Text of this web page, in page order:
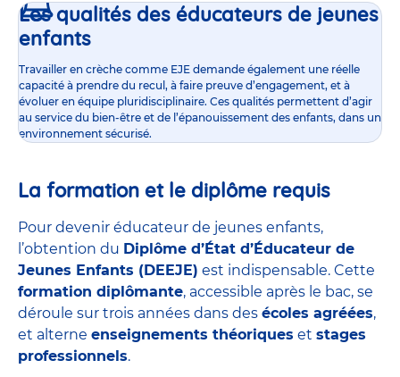
Les qualités des éducateurs de jeunes
enfants
Travailler en crèche comme EJE demande également une réelle
capacité à prendre du recul, à faire preuve d’engagement, et à
évoluer en équipe pluridisciplinaire. Ces qualités permettent d’agir
au service du bien-être et de l’épanouissement des enfants, dans un
environnement sécurisé.
La formation et le diplôme requis
Pour devenir éducateur de jeunes enfants,
l’obtention du Diplôme d’État d’Éducateur de
Jeunes Enfants (DEEJE) est indispensable. Cette
formation diplômante, accessible après le bac, se
déroule sur trois années dans des écoles agréées,
et alterne enseignements théoriques et stages
professionnels.